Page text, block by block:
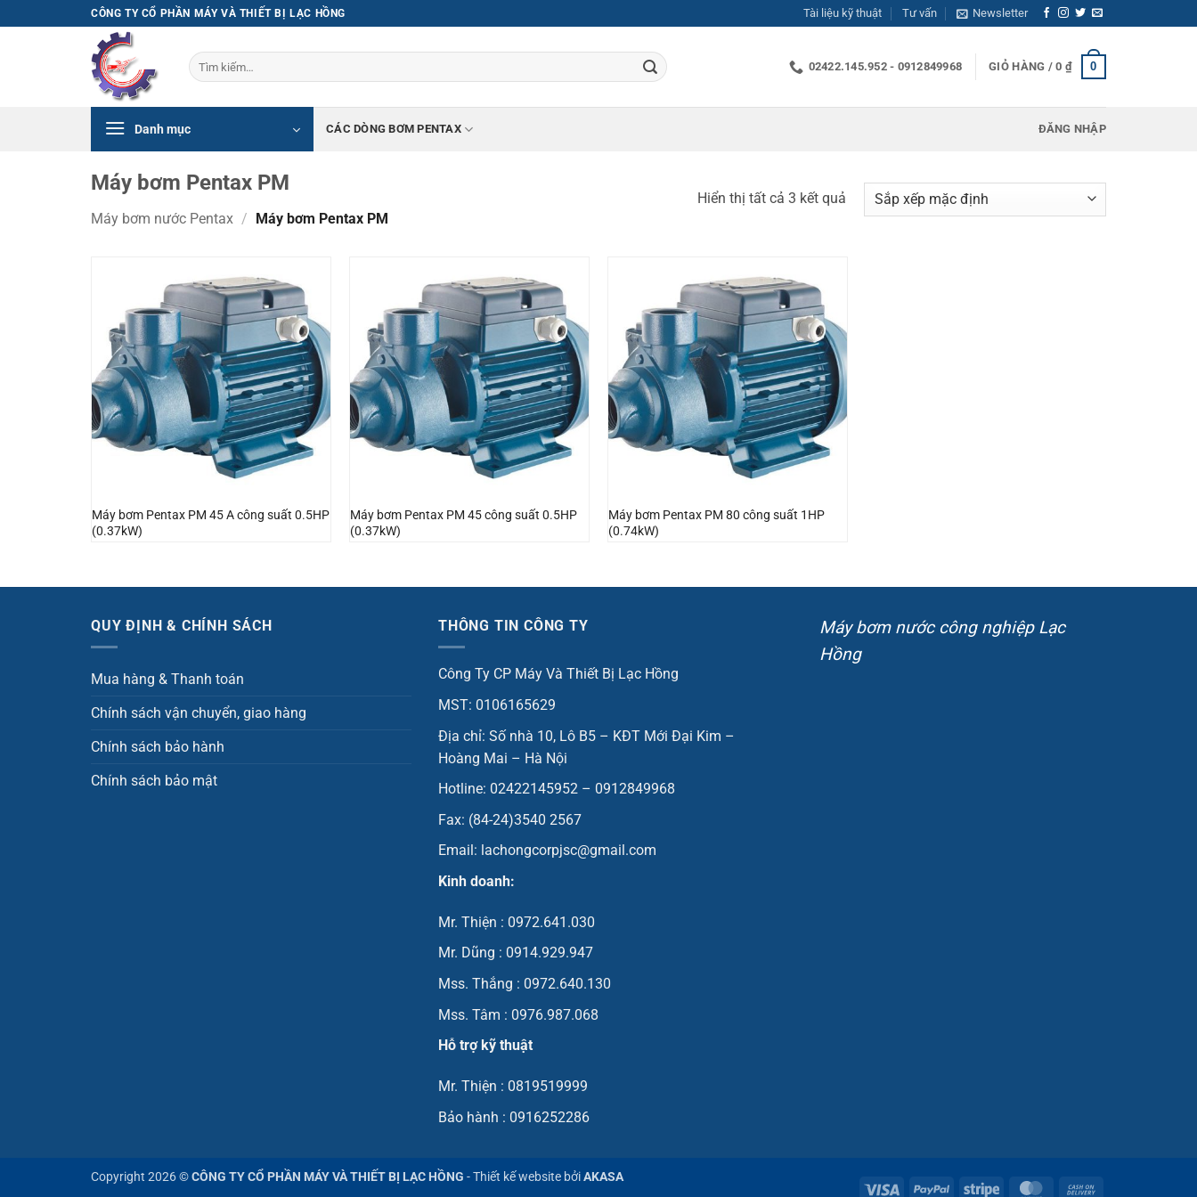
qua
CÔNG TY CỔ PHẦN MÁY VÀ THIẾT BỊ LẠC HỒNG Tài liệu kỹ thuật Tư vấn Newsletter
Tìm
kiếm:
02422.145.952 - 0912849968 GIỎ HÀNG /0 ₫ 0
Danh mục CÁC DÒNG BƠM PENTAX ĐĂNG NHẬP
Máy bơm Pentax PM
Máy bơm nước Pentax / Máy bơm Pentax PM
Hiển thị tất cả 3 kết quả
Máy bơm Pentax PM 45 A công suất 0.5HP
(0.37kW)
Máy bơm Pentax PM 45 công suất 0.5HP
(0.37kW)
Máy bơm Pentax PM 80 công suất 1HP
(0.74kW)
QUY ĐỊNH & CHÍNH SÁCH
Mua hàng & Thanh toán
Chính sách vận chuyển, giao hàng
Chính sách bảo hành
Chính sách bảo mật
THÔNG TIN CÔNG TY
Công Ty CP Máy Và Thiết Bị Lạc Hồng
MST: 0106165629
Địa chỉ: Số nhà 10, Lô B5 – KĐT Mới Đại Kim –
Hoàng Mai – Hà Nội
Hotline: 02422145952 – 0912849968
Fax: (84-24)3540 2567
Email: lachongcorpjsc@gmail.com
Kinh doanh:
Mr. Thiện : 0972.641.030
Mr. Dũng : 0914.929.947
Mss. Thắng : 0972.640.130
Mss. Tâm : 0976.987.068
Hỗ trợ kỹ thuật
Mr. Thiện : 0819519999
Bảo hành : 0916252286
Máy bơm nước công nghiệp Lạc
Hồng
Visa PayPal Stripe MasterCard
Copyright 2026 ©CÔNG TY CỔ PHẦN MÁY VÀ THIẾT BỊ LẠC HỒNG - Thiết kế website bởiAKASA